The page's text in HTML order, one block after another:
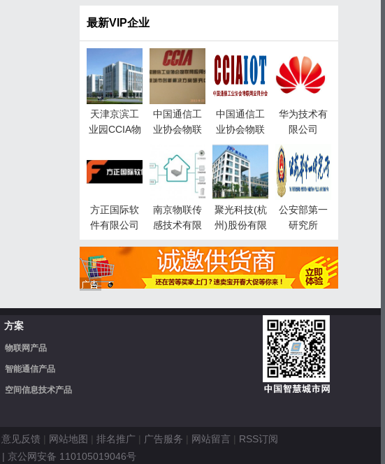
最新VIP企业
天津京滨工
业园CCIA物
中国通信工
业协会物联
智慧城市事
业部
中国通信工
业协会物联
网应用分会
华为技术有
限公司
方正国际软
件有限公司
南京物联传
感技术有限
聚光科技(杭
州)股份有限
公安部第一
研究所
方案
物联网产品
智能通信产品
空间信息技术产品
意见反馈 | 网站地图 | 排名推广 | 广告服务 | 网站留言 | RSS订阅
| 京公网安备 110105019046号